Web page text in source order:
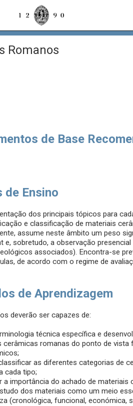
Romanos
de Base
de Ensino
dos principais tópicos para
e classificação de materiais
assume neste âmbito um peso
e, sobretudo, a observação
associados). Encontra-se
de acordo com o regime de
de Aprendizagem
deverão ser capazes de:
técnica específica e
cerâmicas romanas do ponto de
as diferentes categorias de
cada tipo;
a importância do achado de
dos materiais como um meio
(cronológica, funcional, económica,